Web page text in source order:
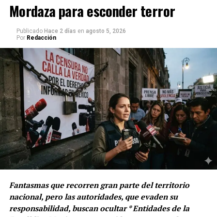
Pardo mandó un mensaje de que no puede haber
gobierno rico y pueblo pobre.
Mordaza para esconder terror
Publicado Hace 2 días en agosto 5, 2026
Por Redacción
Fantasmas que recorren gran parte del territorio
nacional, pero las autoridades, que evaden su
responsabilidad, buscan ocultar * Entidades de la